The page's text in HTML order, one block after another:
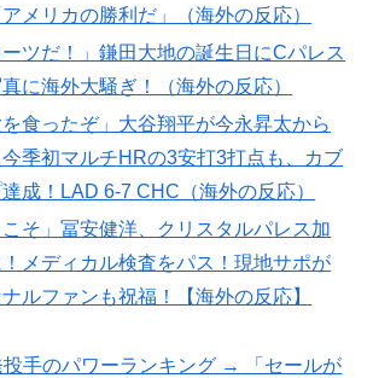
打たそう！」（海外の反応）
、日本の鈴木彩艶に約60億円で正式オファ
あいつがそれほどなのか（ブルブル）」
して出れるとは思わないけど、それでも
いね」
た母親は翌日には母乳をあげていた。で、
を殴られた」医師たちが語る忘れられな
明か！」日本に比べて超石器時代だった
メリカの勝利だ」（海外の反応）
ツだ！」鎌田大地の誕生日にCパレス
に海外大騒ぎ！（海外の反応）
を食ったぞ」大谷翔平が今永昇太から
季初マルチHRの3安打3打点も、カブ
成！LAD 6-7 CHC（海外の反応）
そ」冨安健洋、クリスタルパレス加
メディカル検査をパス！現地サポが
ルファンも祝福！【海外の反応】
投手のパワーランキング → 「セールが